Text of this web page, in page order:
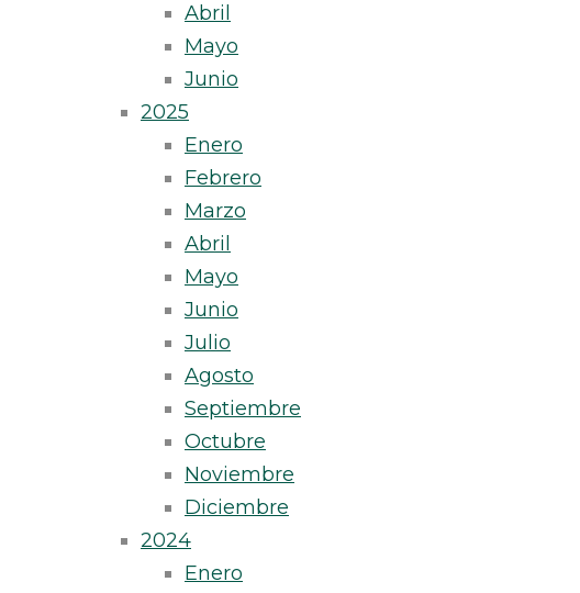
Abril
Mayo
Junio
2025
Enero
Febrero
Marzo
Abril
Mayo
Junio
Julio
Agosto
Septiembre
Octubre
Noviembre
Diciembre
2024
Enero